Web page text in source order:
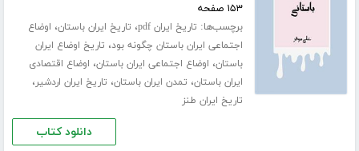
۱۵۳ صفحه
برچسب‌ها: تاریخ ایران pdf ، تاریخ ایران باستان، اوضاع
اجتماعی ایران باستان چگونه بود، تاریخ اوضاع ایران
باستان، اوضاع اجتماعی ایران باستان، اوضاع اقتصادی
ایران باستان، تمدن ایران باستان، تاریخ ایران اردشیر،
تاریخ ایران طنز
دانلود کتاب